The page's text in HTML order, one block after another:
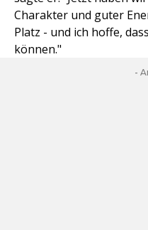
Charakter und guter
Platz - und ich hoffe,
können."
-